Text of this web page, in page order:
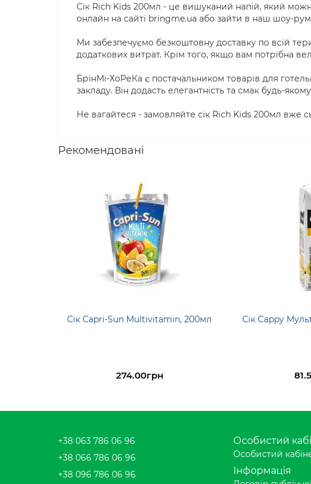
Сік Rich Kids 200мл - це вишуканий напій, який
онлайн на сайті bringme.ua або зайти в наш шоу-
Ми забезпечуємо безкоштовну доставку по всій
додаткових витрат. Крім того, якщо вам потрібна
БрінМі-ХоРеКа є постачальником товарів для
закладу. Він додасть елегантність та смак будь-
Не вагайтеся - замовляйте сік Rich Kids 200мл вже
Рекомендовані
Сік Capri-Sun Multivitamin, 200мл
274.00грн
Сік Cappy
+38 063 786 06 96
+38 066 786 06 96
+38 096 786 06 96
Особистий
Особистий
Інформація